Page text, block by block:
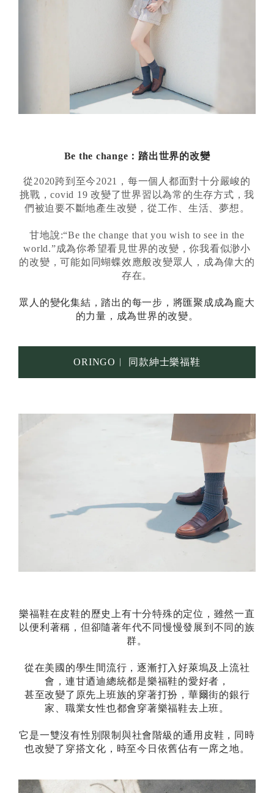
Be the change：踏出世界的改變
從2020跨到至今2021，每一個人都面對十分嚴峻的
挑戰，covid 19 改變了世界習以為常的生存方式，我
們被迫要不斷地產生改變，從工作、生活、夢想。
甘地說:“Be the change that you wish to see in the
world.”成為你希望看見世界的改變，你我看似渺小
的改變，可能如同蝴蝶效應般改變眾人，成為偉大的
存在。
眾人的變化集結，踏出的每一步，將匯聚成成為龐大
的力量，成為世界的改變。
ORINGO︱ 同款紳士樂福鞋
樂福鞋在皮鞋的歷史上有十分特殊的定位，雖然一直
以便利著稱，但卻隨著年代不同慢慢發展到不同的族
群。
從在美國的學生間流行，逐漸打入好萊塢及上流社
會，連甘迺迪總統都是樂福鞋的愛好者，
甚至改變了原先上班族的穿著打扮，華爾街的銀行
家、職業女性也都會穿著樂福鞋去上班。
它是一雙沒有性別限制與社會階級的通用皮鞋，同時
也改變了穿搭文化，時至今日依舊佔有一席之地。